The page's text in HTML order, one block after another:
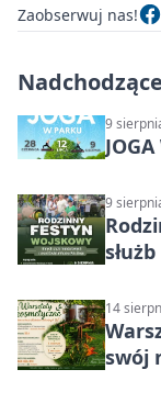
Zaobserwuj nas!
9
9
14
swój